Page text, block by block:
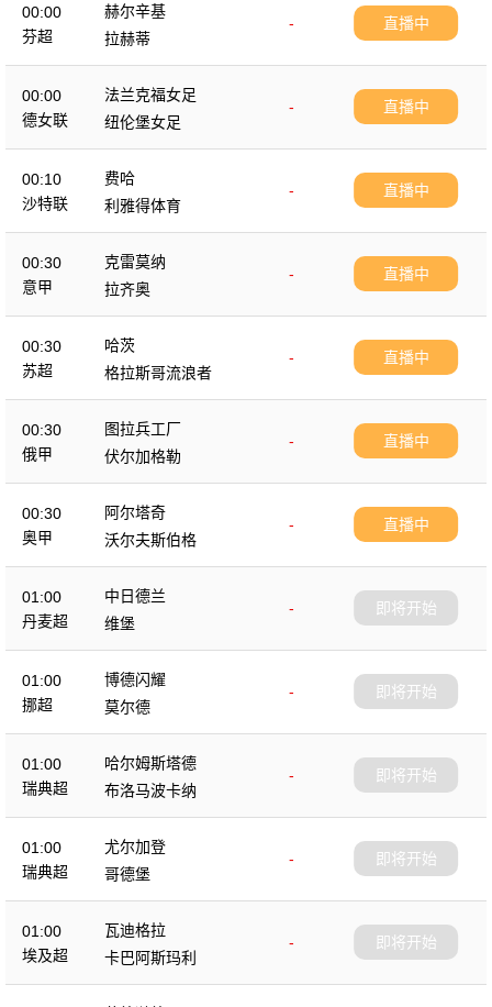
00:00
芬超
赫尔辛基
-
拉赫蒂
直播中
00:00
德女联
法兰克福女足
-
纽伦堡女足
直播中
00:10
沙特联
费哈
-
利雅得体育
直播中
00:30
意甲
克雷莫纳
-
拉齐奥
直播中
00:30
苏超
哈茨
-
格拉斯哥流浪者
直播中
00:30
俄甲
图拉兵工厂
-
伏尔加格勒
直播中
00:30
奥甲
阿尔塔奇
-
沃尔夫斯伯格
直播中
01:00
丹麦超
中日德兰
-
维堡
即将开始
01:00
挪超
博德闪耀
-
莫尔德
即将开始
01:00
瑞典超
哈尔姆斯塔德
-
布洛马波卡纳
即将开始
01:00
瑞典超
尤尔加登
-
哥德堡
即将开始
01:00
埃及超
瓦迪格拉
-
卡巴阿斯玛利
即将开始